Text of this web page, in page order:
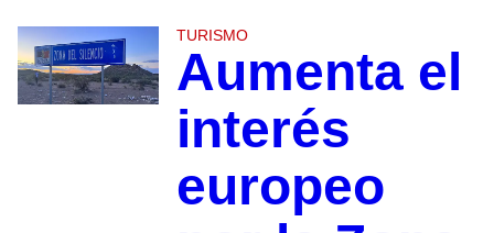
TURISMO
Aumenta el
interés
europeo